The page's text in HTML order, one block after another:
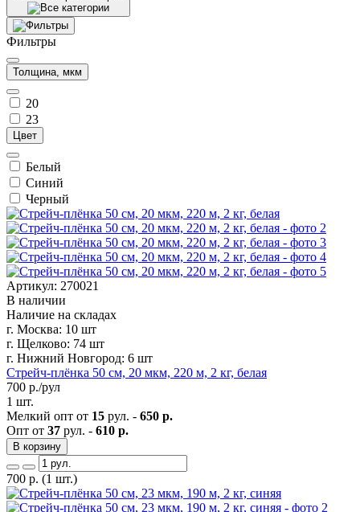
Фильтры
Толщина, мкм
20
23
Цвет
Белый
Синий
Черный
Артикул: 270021
В наличии
Наличие на складах
г. Москва: 10 шт
г. Щелково: 74 шт
г. Нижний Новгород: 6 шт
Стрейч-плёнка 50 см, 20 мкм, 220 м, 2 кг, белая
700 р./рул
1 шт.
Мелкий опт от 15 рул. - 650 р.
Опт от 37 рул. - 610 р.
В корзину
700 р. (1 шт.)